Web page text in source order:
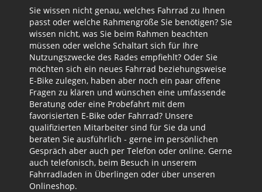
Sie wissen nicht genau, welches Fahrrad zu Ihnen
passt oder welche Rahmengröße Sie benötigen? Sie
wissen nicht, was Sie beim Rahmen beachten
müssen oder welche Schaltart sich für Ihre
Nutzungszwecke des Rades empfiehlt? Oder Sie
möchten sich ein neues Fahrrad beziehungsweise
E-Bike zulegen, haben aber noch ein paar offene
Fragen zu klären und wünschen eine umfassende
Beratung oder eine Probefahrt mit dem
favorisierten E-Bike oder Fahrrad? Unsere
qualifizierten Mitarbeiter sind für Sie da und
beraten Sie ausführlich - gerne im persönlichen
Gespräch aber auch per Telefon oder online. Gerne
auch telefonisch, beim Besuch in unserem
Fahrradladen in Überlingen oder über unseren
Onlineshop.